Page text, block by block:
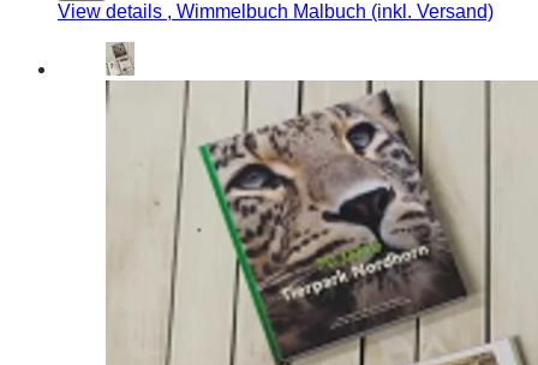
View details , Wimmelbuch Malbuch (inkl. Versand)